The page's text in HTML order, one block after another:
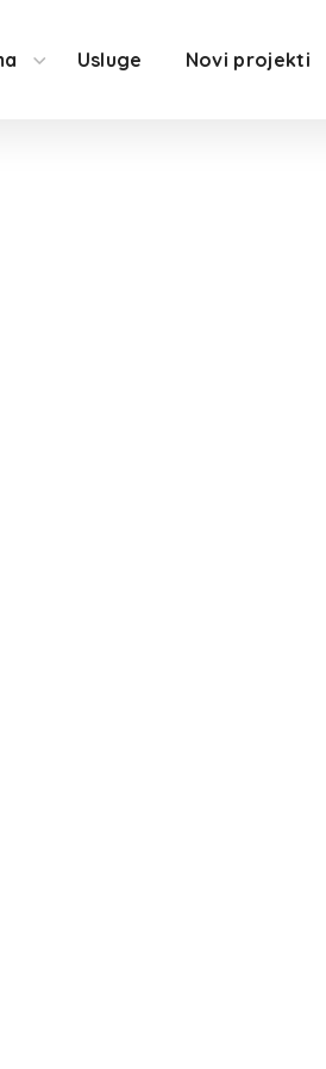
Usluge Novi projekti